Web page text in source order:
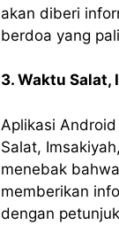
akan diberi
berdoa yang
3. Waktu Salat,
Aplikasi
Salat,
menebak
memberikan
dengan